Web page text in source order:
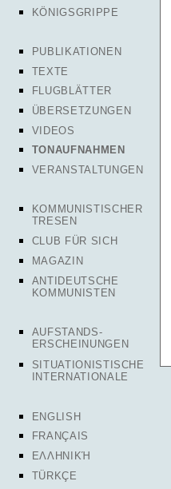
KÖNIGSGRIPPE
PUBLIKATIONEN
TEXTE
FLUGBLÄTTER
ÜBERSETZUNGEN
VIDEOS
TONAUFNAHMEN
VERANSTALTUNGEN
KOMMUNISTISCHER
TRESEN
CLUB FÜR SICH
MAGAZIN
ANTIDEUTSCHE
KOMMUNISTEN
AUFSTANDS-
ERSCHEINUNGEN
SITUATIONISTISCHE
INTERNATIONALE
ENGLISH
FRANÇAIS
ΕΛΛΗΝΙΚΉ
TÜRKÇE